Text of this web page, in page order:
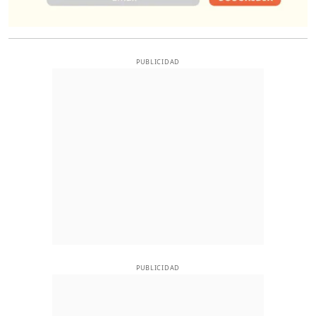
PUBLICIDAD
PUBLICIDAD